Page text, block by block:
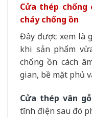
Cửa thép chống
cháy chống ồn
Đây được xem là
khi sản phẩm
chống ồn cách
gian, bề mặt phủ
Cửa thép vân gỗ
tĩnh điện sau đó